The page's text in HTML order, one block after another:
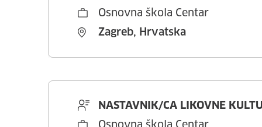
Osnovna škola Centar
Zagreb, Hrvatska
NASTAVNIK/CA LIKOVNE